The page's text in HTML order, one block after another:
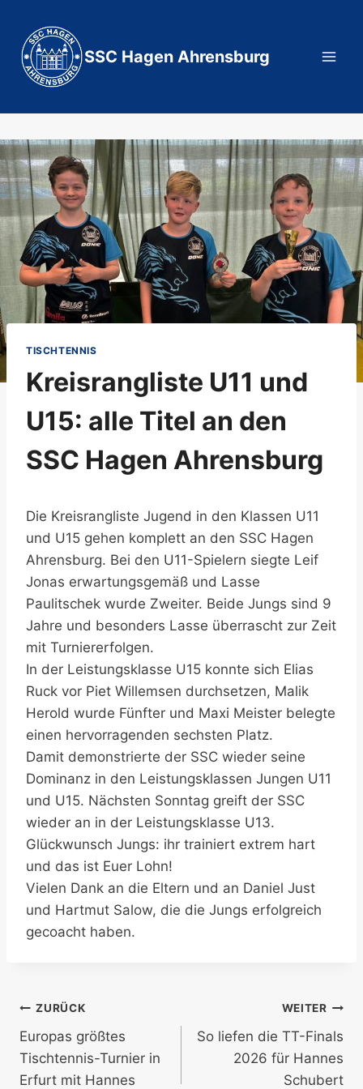
Inhalt
springen
SSC Hagen Ahrensburg
TISCHTENNIS
Kreisrangliste U11 und
U15: alle Titel an den
SSC Hagen Ahrensburg
Die Kreisrangliste Jugend in den Klassen U11
und U15 gehen komplett an den SSC Hagen
Ahrensburg. Bei den U11-Spielern siegte Leif
Jonas erwartungsgemäß und Lasse
Paulitschek wurde Zweiter. Beide Jungs sind 9
Jahre und besonders Lasse überrascht zur Zeit
mit Turniererfolgen.
In der Leistungsklasse U15 konnte sich Elias
Ruck vor Piet Willemsen durchsetzen, Malik
Herold wurde Fünfter und Maxi Meister belegte
einen hervorragenden sechsten Platz.
Damit demonstrierte der SSC wieder seine
Dominanz in den Leistungsklassen Jungen U11
und U15. Nächsten Sonntag greift der SSC
wieder an in der Leistungsklasse U13.
Glückwunsch Jungs: ihr trainiert extrem hart
und das ist Euer Lohn!
Vielen Dank an die Eltern und an Daniel Just
und Hartmut Salow, die die Jungs erfolgreich
gecoacht haben.
Beitragsnavigation
ZURÜCK
Europas größtes
Tischtennis-Turnier in
Erfurt mit Hannes
WEITER
So liefen die TT-Finals
2026 für Hannes
Schubert